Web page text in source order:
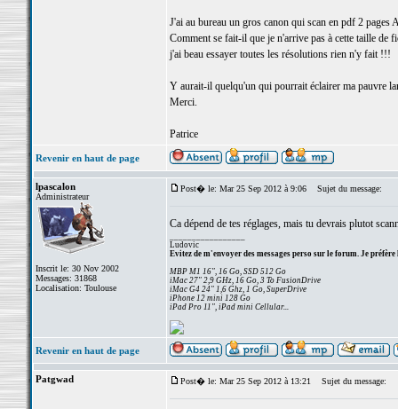
J'ai au bureau un gros canon qui scan en pdf 2
Comment se fait-il que je n'arrive pas à cette taille de
j'ai beau essayer toutes les résolutions rien n'y fait !!!
Y aurait-il quelqu'un qui pourrait éclairer ma pauvre
Merci.
Patrice
Revenir en haut de page
lpascalon
Administrateur
Inscrit le: 30 Nov 2002
Messages: 31868
Localisation: Toulouse
Post� le: Mar 25 Sep 2012 à 9:06 Sujet du message:
Ca dépend de tes réglages, mais tu devrais plutot
Ludovic
Evitez de m'envoyer des messages perso sur le forum. Je préfère
MBP M1 16", 16 Go, SSD 512 Go
iMac 27" 2,9 GHz, 16 Go, 3 To FusionDrive
iMac G4 24" 1,6 Ghz, 1 Go, SuperDrive
iPhone 12 mini 128 Go
iPad Pro 11", iPad mini Cellular...
Revenir en haut de page
Patgwad Post� le: Mar 25 Sep 2012 à 13:21 Sujet du message: